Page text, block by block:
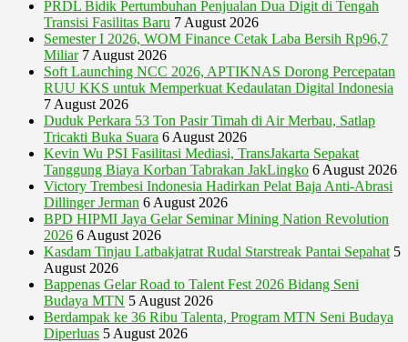
PRDL Bidik Pertumbuhan Penjualan Dua Digit di Tengah
Transisi Fasilitas Baru 7 August 2026
Semester I 2026, WOM Finance Cetak Laba Bersih Rp96,7
Miliar 7 August 2026
Soft Launching NCC 2026, APTIKNAS Dorong Percepatan
RUU KKS untuk Memperkuat Kedaulatan Digital Indonesia
7 August 2026
Duduk Perkara 53 Ton Pasir Timah di Air Merbau, Satlap
Tricakti Buka Suara 6 August 2026
Kevin Wu PSI Fasilitasi Mediasi, TransJakarta Sepakat
Tanggung Biaya Korban Tabrakan JakLingko 6 August 2026
Victory Trembesi Indonesia Hadirkan Pelat Baja Anti-Abrasi
Dillinger Jerman 6 August 2026
BPD HIPMI Jaya Gelar Seminar Mining Nation Revolution
2026 6 August 2026
Kasdam Tinjau Latbakjatrat Rudal Starstreak Pantai Sepahat 5
August 2026
Bappenas Gelar Road to Talent Fest 2026 Bidang Seni
Budaya MTN 5 August 2026
Berdampak ke 36 Ribu Talenta, Program MTN Seni Budaya
Diperluas 5 August 2026